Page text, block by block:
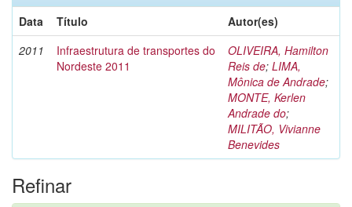
Data
Título
Autor(es)
2011
Infraestrutura de transportes do
Nordeste 2011
OLIVEIRA, Hamilton
Reis de; LIMA,
Mônica de Andrade;
MONTE, Kerlen
Andrade do;
MILITÃO, Vivianne
Benevides
Refinar